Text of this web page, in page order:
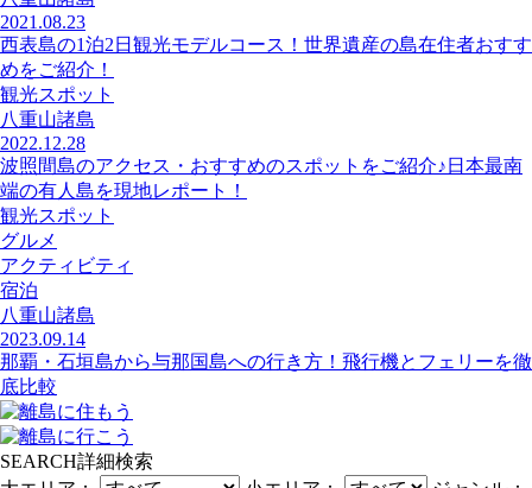
2021.08.23
西表島の1泊2日観光モデルコース！世界遺産の島在住者おすす
めをご紹介！
観光スポット
八重山諸島
2022.12.28
波照間島のアクセス・おすすめのスポットをご紹介♪日本最南
端の有人島を現地レポート！
観光スポット
グルメ
アクティビティ
宿泊
八重山諸島
2023.09.14
那覇・石垣島から与那国島への行き方！飛行機とフェリーを徹
底比較
SEARCH詳細検索